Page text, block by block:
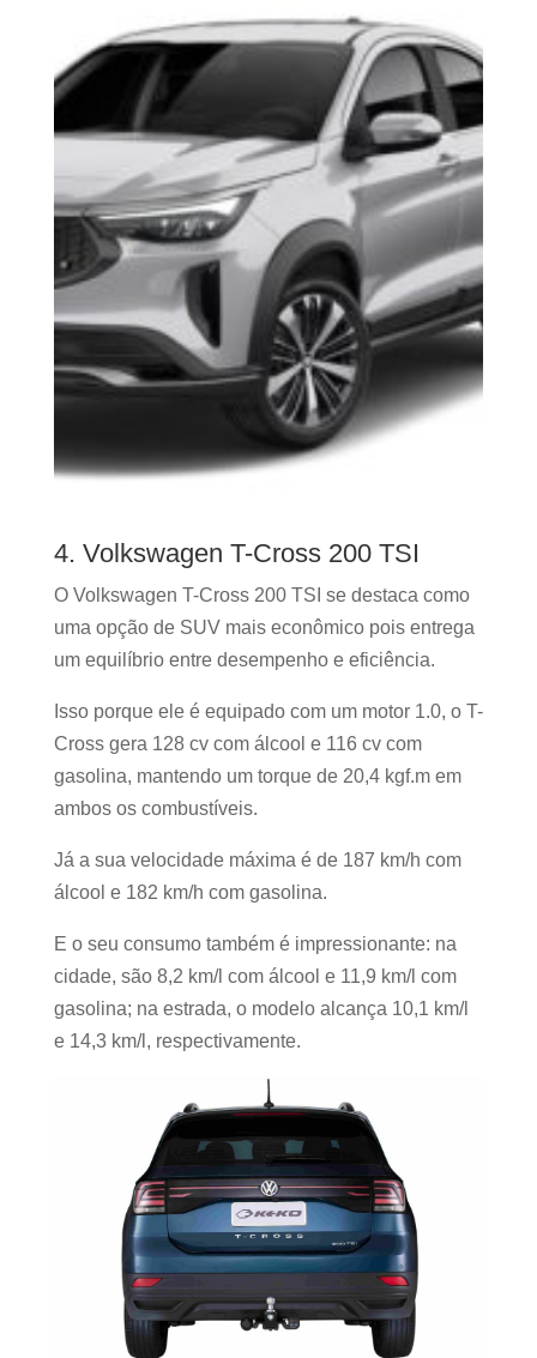
4. Volkswagen T-Cross 200 TSI
O Volkswagen T-Cross 200 TSI se destaca como
uma opção de SUV mais econômico pois entrega
um equilíbrio entre desempenho e eficiência.
Isso porque ele é equipado com um motor 1.0, o T-
Cross gera 128 cv com álcool e 116 cv com
gasolina, mantendo um torque de 20,4 kgf.m em
ambos os combustíveis.
Já a sua velocidade máxima é de 187 km/h com
álcool e 182 km/h com gasolina.
E o seu consumo também é impressionante: na
cidade, são 8,2 km/l com álcool e 11,9 km/l com
gasolina; na estrada, o modelo alcança 10,1 km/l
e 14,3 km/l, respectivamente.